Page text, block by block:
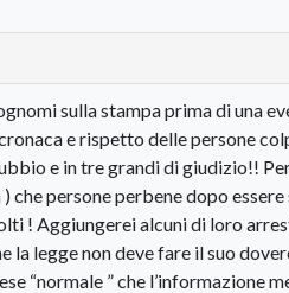
sulla stampa prima di una
e rispetto delle persone
e in tre grandi di giudizio!!
) che persone perbene dopo
! Aggiungerei alcuni di loro
la legge non deve fare il suo
“normale ” che l’informazione